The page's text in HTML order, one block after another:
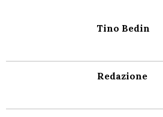
Tino Bedin
Redazione